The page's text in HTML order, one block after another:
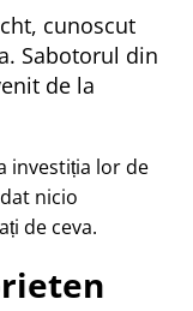
cunoscut
Sabotorul din
de la
investiția lor de
nicio
de ceva.